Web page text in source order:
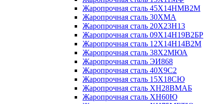
Жаропрочная сталь 45Х14НМВ2М
Жаропрочная сталь 30ХМА
Жаропрочная сталь 20Х23Н13
Жаропрочная сталь 09Х14Н19В2БР
Жаропрочная сталь 12Х14Н14В2М
Жаропрочная сталь 38Х2МЮА
Жаропрочная сталь ЭИ868
Жаропрочная сталь 40Х9С2
Жаропрочная сталь 15Х18СЮ
Жаропрочная сталь ХН28ВМАБ
Жаропрочная сталь ХН60Ю